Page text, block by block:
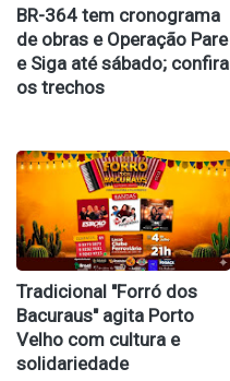
BR-364 tem cronograma
de obras e Operação Pare
e Siga até sábado; confira
os trechos
Tradicional "Forró dos
Bacuraus" agita Porto
Velho com cultura e
solidariedade